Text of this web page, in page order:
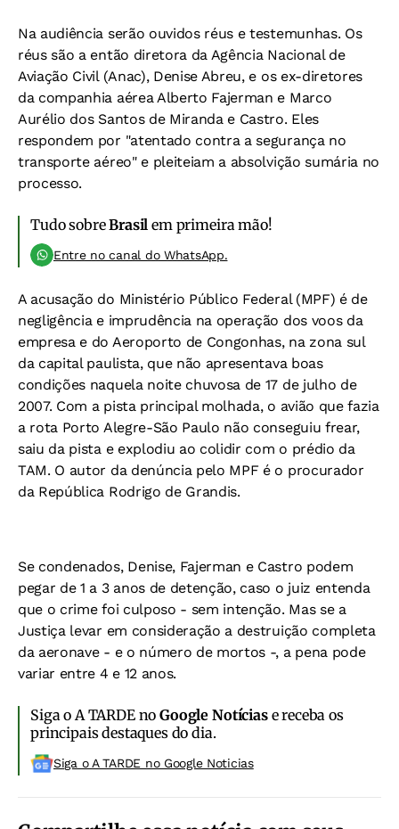
Na audiência serão ouvidos réus e testemunhas. Os
réus são a então diretora da Agência Nacional de
Aviação Civil (Anac), Denise Abreu, e os ex-diretores
da companhia aérea Alberto Fajerman e Marco
Aurélio dos Santos de Miranda e Castro. Eles
respondem por "atentado contra a segurança no
transporte aéreo" e pleiteiam a absolvição sumária no
processo.
Tudo sobreBrasil em primeira mão!
Entre no canal do WhatsApp.
A acusação do Ministério Público Federal (MPF) é de
negligência e imprudência na operação dos voos da
empresa e do Aeroporto de Congonhas, na zona sul
da capital paulista, que não apresentava boas
condições naquela noite chuvosa de 17 de julho de
2007. Com a pista principal molhada, o avião que fazia
a rota Porto Alegre-São Paulo não conseguiu frear,
saiu da pista e explodiu ao colidir com o prédio da
TAM. O autor da denúncia pelo MPF é o procurador
da República Rodrigo de Grandis.
Se condenados, Denise, Fajerman e Castro podem
pegar de 1 a 3 anos de detenção, caso o juiz entenda
que o crime foi culposo - sem intenção. Mas se a
Justiça levar em consideração a destruição completa
da aeronave - e o número de mortos -, a pena pode
variar entre 4 e 12 anos.
Siga o A TARDE noGoogle Notíciase receba os
principais destaques do dia.
Siga o A TARDE no Google Noticias